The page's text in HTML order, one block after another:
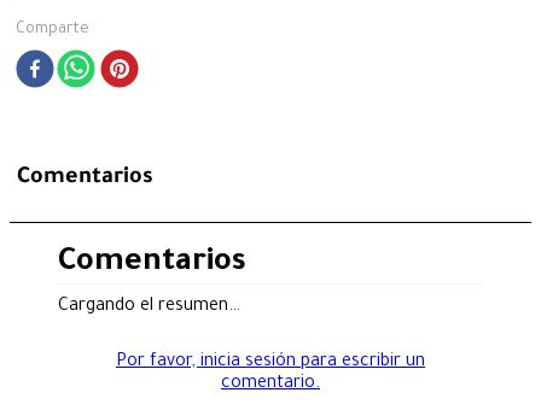
Comparte
Comentarios
Comentarios
Cargando el resumen…
Por favor, inicia sesión para escribir un
comentario.